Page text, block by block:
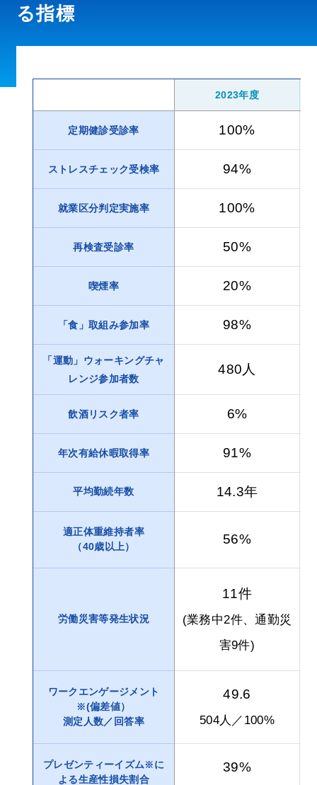
る指標
2023年度
定期健診受診率 100%
ストレスチェック受検率 94%
就業区分判定実施率 100%
再検査受診率 50%
喫煙率 20%
「食」取組み参加率 98%
「運動」ウォーキングチャ
レンジ参加者数
480人
飲酒リスク者率 6%
年次有給休暇取得率 91%
平均勤続年数 14.3年
適正体重維持者率
（40歳以上）
56%
労働災害等発生状況
11件
(業務中2件、通勤災
害9件)
ワークエンゲージメント
※(偏差値）
測定人数／回答率
49.6
504人／100%
プレゼンティーイズム※ に
よる生産性損失割合
39%